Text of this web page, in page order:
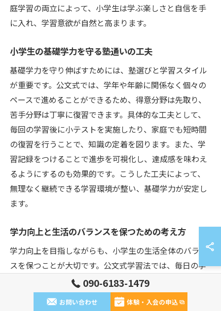
庭学習の両立によって、小学生は学ぶ楽しさと自信を手
に入れ、学習意欲が自然と高まります。
小学生の基礎学力を守る塾通いの工夫
基礎学力を守り伸ばすためには、塾選びと学習スタイル
が重要です。公文式では、学年や年齢に関係なく個々の
ペースで進めることができるため、得意分野は先取り、
苦手分野は丁寧に復習できます。具体的な工夫として、
毎回の学習後に小テストを実施したり、家庭でも短時間
の復習を行うことで、知識の定着を図ります。また、学
習記録をつけることで進歩を可視化し、達成感を味わえ
るようにするのも効果的です。こうした工夫によって、
無理なく継続できる学習環境が整い、基礎学力が安定し
ます。
学力向上と生活のバランスを保つための考え方
学力向上を目指しながらも、小学生の生活全体のバラン
スを保つことが大切です。公文式学習法では、毎日の学
習時間が短時間で完結するため、学校や家庭での時間も
大切にできます。例えば、宿題は無理のない分量に設定
090-6183-1479
お問い合わせ 体験・入会の申込